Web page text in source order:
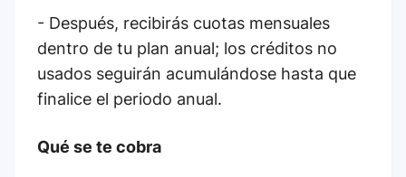
- Después, recibirás cuotas mensuales
dentro de tu plan anual; los créditos no
usados seguirán acumulándose hasta que
finalice el periodo anual.
Qué se te cobra